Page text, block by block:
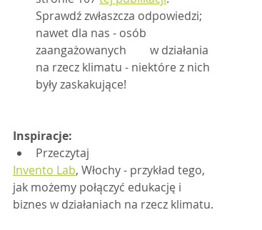
Sprawdź zwłaszcza odpowiedzi;
nawet dla nas - osób
zaangażowanych 	w działania
na rzecz klimatu - niektóre z nich
były zaskakujące!
Inspiracje:
Przeczytaj
Invento Lab, Włochy - przykład tego,
jak możemy połączyć edukację i
biznes w działaniach na rzecz klimatu.